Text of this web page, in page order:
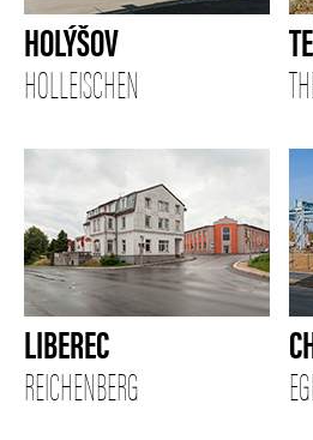
HOLÝŠOV
HOLLEISCHEN
LIBEREC
REICHENBERG